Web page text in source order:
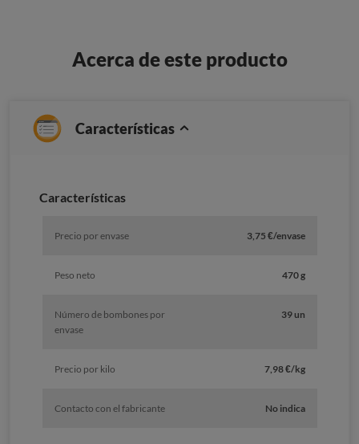
Acerca de este producto
Características
Características
Precio por envase 3,75 €/envase
Peso neto 470 g
Número de bombones por
envase
39 un
Precio por kilo 7,98 €/kg
Contacto con el fabricante No indica